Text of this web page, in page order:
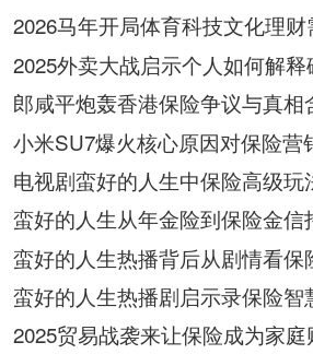
2026马年开局体育科技文化理财
2025外卖大战启示个人如何解释
郎咸平炮轰香港保险争议与真相
小米SU7爆火核心原因对保险营
电视剧蛮好的人生中保险高级玩
蛮好的人生从年金险到保险金信
蛮好的人生热播背后从剧情看保
蛮好的人生热播剧启示录保险智
2025贸易战袭来让保险成为家庭